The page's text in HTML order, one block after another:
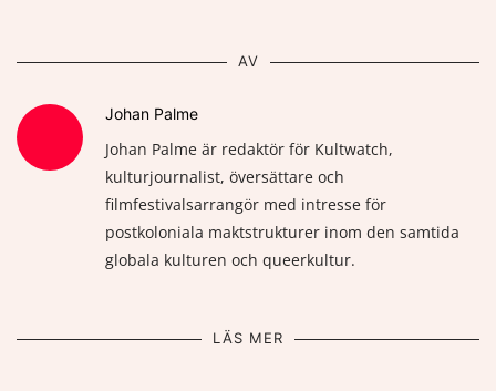
AV
Johan Palme
Johan Palme är redaktör för Kultwatch,
kulturjournalist, översättare och
filmfestivalsarrangör med intresse för
postkoloniala maktstrukturer inom den samtida
globala kulturen och queerkultur.
LÄS MER